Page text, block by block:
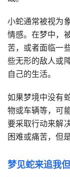
小蛇通常被视为
情感。在梦中，
苦，或者面临一
些无形的敌人或
自己的生活。
如果梦境中没有
物或车辆等，可
要采取行动来解
困难或痛苦，但
梦见蛇来追我